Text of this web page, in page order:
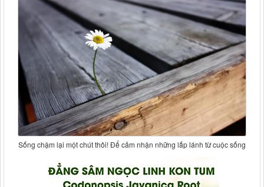
Sống chậm lại một chút thôi! Để cảm nhận những lấp lánh từ cuộc sống